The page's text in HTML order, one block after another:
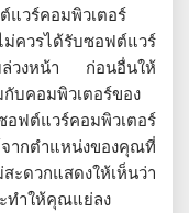
แวร์คอมพิวเตอร์
วรได้รับซอฟต์แวร์
ล่วงหน้า ก่อนอื่นให้
บคอมพิวเตอร์ของ
ฟต์แวร์คอมพิวเตอร์
ากตำแหน่งของคุณที่
ดวกแสดงให้เห็นว่า
ทำให้คุณแย่ลง